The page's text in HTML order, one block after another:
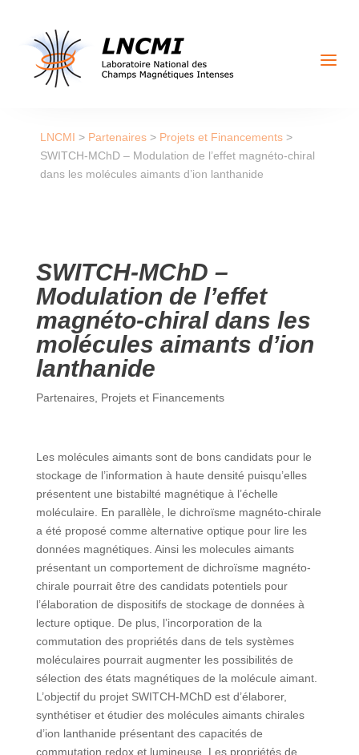
a
LNCMI > Partenaires> Projets et Financements>
SWITCH-MChD – Modulation de l’effet magnéto-chiral
dans les molécules aimants d’ion lanthanide
SWITCH-MChD –
Modulation de l’effet
magnéto-chiral dans les
molécules aimants d’ion
lanthanide
Partenaires, Projets et Financements
Les molécules aimants sont de bons candidats pour le
stockage de l’information à haute densité puisqu’elles
présentent une bistabilté magnétique à l’échelle
moléculaire. En parallèle, le dichroïsme magnéto-chirale
a été proposé comme alternative optique pour lire les
données magnétiques. Ainsi les molecules aimants
présentant un comportement de dichroïsme magnéto-
chirale pourrait être des candidats potentiels pour
l’élaboration de dispositifs de stockage de données à
lecture optique. De plus, l’incorporation de la
commutation des propriétés dans de tels systèmes
moléculaires pourrait augmenter les possibilités de
sélection des états magnétiques de la molécule aimant.
L’objectif du projet SWITCH-MChD est d’élaborer,
synthétiser et étudier des molécules aimants chirales
d’ion lanthanide présentant des capacités de
commutation redox et lumineuse. Les propriétés de